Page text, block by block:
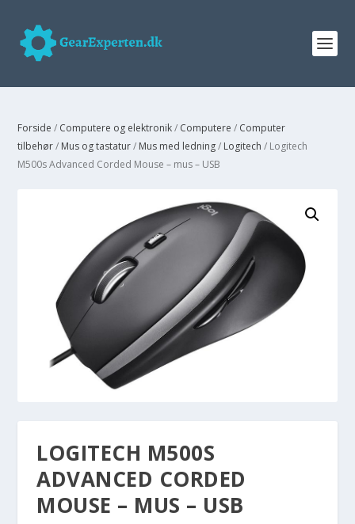
Forside / Computere og elektronik/ Computere / Computer
tilbehør/ Mus og tastatur/ Mus med ledning/ Logitech / Logitech
M500s Advanced Corded Mouse – mus – USB
LOGITECH M500S
ADVANCED CORDED
MOUSE – MUS – USB